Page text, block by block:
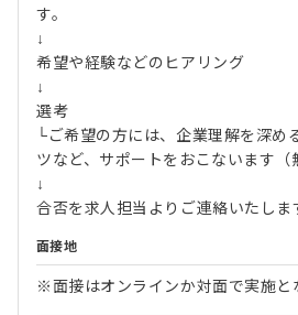
す。
↓
希望や経験などのヒアリング
↓
選考
└ご希望の方には、企業理解を深め
ツなど、サポートをおこないます（
↓
合否を求人担当よりご連絡いたしま
面接地
※面接はオンラインか対面で実施と